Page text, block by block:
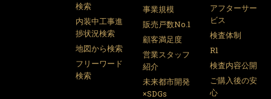
検索
内装中工事進
捗状況検索
地図から検索
フリーワード
検索
事業規模
販売戸数No.1
顧客満足度
営業スタッフ
紹介
未来都市開発
×SDGs
アフターサー
ビス
検査体制
R1
検査内容公開
ご購入後の安
心